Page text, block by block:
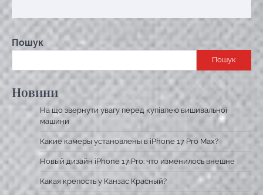
Пошук
Пошук
Новини
На що звернути увагу перед купівлею вишивальної
машини
Какие камеры установлены в iPhone 17 Pro Max?
Новый дизайн iPhone 17 Pro: что изменилось внешне
Какая крепость у Канзас Красный?